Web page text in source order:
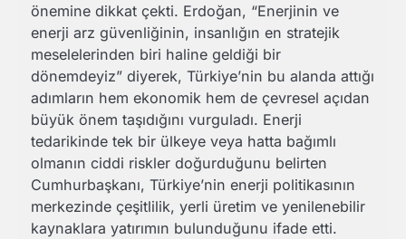
önemine dikkat çekti. Erdoğan, “Enerjinin ve
enerji arz güvenliğinin, insanlığın en stratejik
meselelerinden biri haline geldiği bir
dönemdeyiz” diyerek, Türkiye’nin bu alanda attığı
adımların hem ekonomik hem de çevresel açıdan
büyük önem taşıdığını vurguladı. Enerji
tedarikinde tek bir ülkeye veya hatta bağımlı
olmanın ciddi riskler doğurduğunu belirten
Cumhurbaşkanı, Türkiye’nin enerji politikasının
merkezinde çeşitlilik, yerli üretim ve yenilenebilir
kaynaklara yatırımın bulunduğunu ifade etti.